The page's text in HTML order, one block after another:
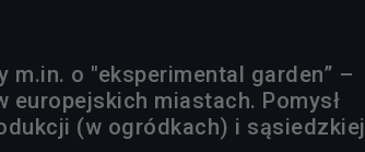
m.in. o "eksperimental garden” –
europejskich miastach. Pomysł
(w ogródkach) i sąsiedzkiej